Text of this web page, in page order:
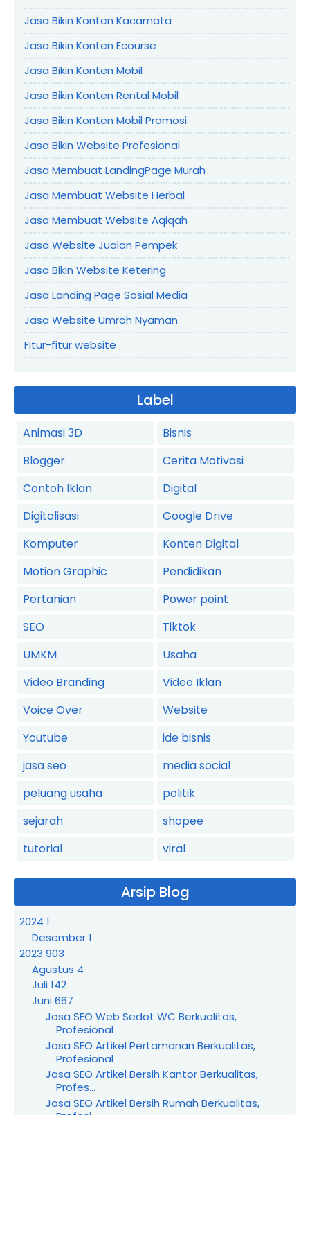
Jasa Bikin Konten Kacamata
Jasa Bikin Konten Ecourse
Jasa Bikin Konten Mobil
Jasa Bikin Konten Rental Mobil
Jasa Bikin Konten Mobil Promosi
Jasa Bikin Website Profesional
Jasa Membuat LandingPage Murah
Jasa Membuat Website Herbal
Jasa Membuat Website Aqiqah
Jasa Website Jualan Pempek
Jasa Bikin Website Ketering
Jasa Landing Page Sosial Media
Jasa Website Umroh Nyaman
Fitur-fitur website
Label
Animasi 3D
Bisnis
Blogger
Cerita Motivasi
Contoh Iklan
Digital
Digitalisasi
Google Drive
Komputer
Konten Digital
Motion Graphic
Pendidikan
Pertanian
Power point
SEO
Tiktok
UMKM
Usaha
Video Branding
Video Iklan
Voice Over
Website
Youtube
ide bisnis
jasa seo
media social
peluang usaha
politik
sejarah
shopee
tutorial
viral
Arsip Blog
2024 1
Desember1
2023 903
Agustus 4
Juli142
Juni667
Jasa SEO Web Sedot WC Berkualitas,
Profesional
Jasa SEO Artikel Pertamanan Berkualitas,
Profesional
Jasa SEO Artikel Bersih Kantor Berkualitas,
Profes...
Jasa SEO Artikel Bersih Rumah Berkualitas,
Profesi...